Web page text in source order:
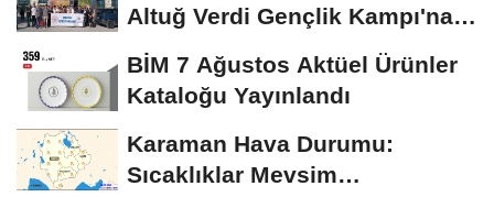
Altuğ Verdi Gençlik Kampı'na
Uğurlandı
BİM 7 Ağustos Aktüel Ürünler
Kataloğu Yayınlandı
Karaman Hava Durumu:
Sıcaklıklar Mevsim